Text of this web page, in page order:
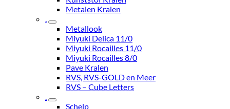
Metalen Kralen
.
Metallook
Miyuki Delica 11/0
Miyuki Rocailles 11/0
Miyuki Rocailles 8/0
Pave Kralen
RVS, RVS-GOLD en Meer
RVS – Cube Letters
.
Schelp